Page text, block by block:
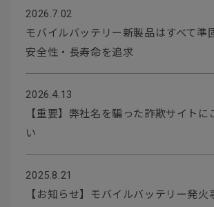
2026.7.02
モバイルバッテリー新製品はすべて
安全性・長寿命を追求
2026.4.13
【重要】弊社名を騙った詐欺サイトに
い
2025.8.21
【お知らせ】モバイルバッテリー発火